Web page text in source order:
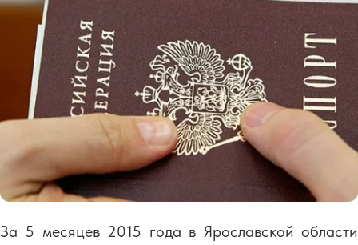
За 5 месяцев 2015 года в Ярославской области